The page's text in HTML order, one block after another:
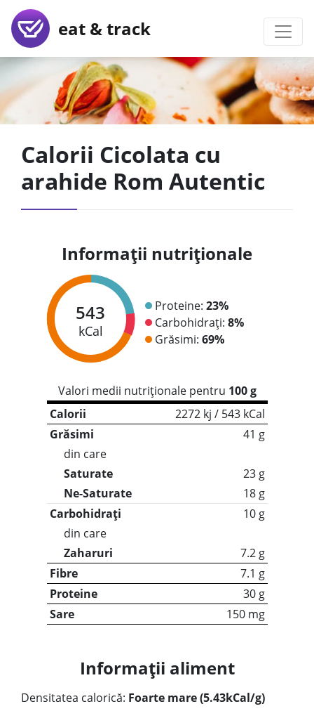
eat & track
Calorii Cicolata cu
arahide Rom Autentic
Informații nutriționale
543
kCal
Proteine: 23%
Carbohidrați: 8%
Grăsimi: 69%
Valori medii nutriționale pentru 100 g
Calorii
2272 kj / 543 kCal
Grăsimi
41 g
din care
Saturate
23 g
Ne-Saturate
18 g
Carbohidrați
10 g
din care
Zaharuri
7.2 g
Fibre
7.1 g
Proteine
30 g
Sare
150 mg
Informații aliment
Densitatea calorică: Foarte mare (5.43kCal/g)